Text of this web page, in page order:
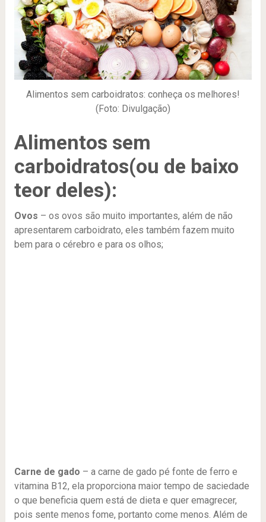
Alimentos sem carboidratos: conheça os melhores!
(Foto: Divulgação)
Alimentos sem
carboidratos(ou de baixo
teor deles):
Ovos – os ovos são muito importantes, além de não
apresentarem carboidrato, eles também fazem muito
bem para o cérebro e para os olhos;
Carne de gado – a carne de gado pé fonte de ferro e
vitamina B12, ela proporciona maior tempo de saciedade
o que beneficia quem está de dieta e quer emagrecer,
pois sente menos fome, portanto come menos. Além de